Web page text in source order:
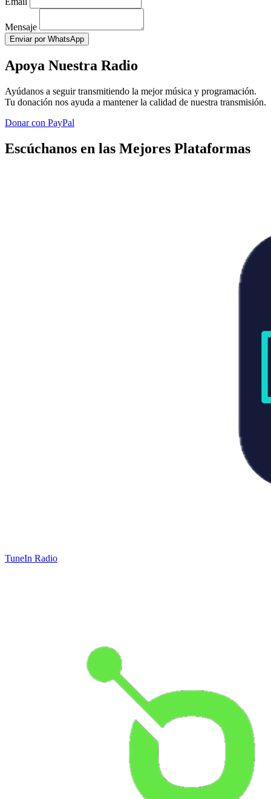
Mensaje
Enviar por WhatsApp
Apoya Nuestra Radio
Ayúdanos a seguir transmitiendo la mejor música y programación.
Tu donación nos ayuda a mantener la calidad de nuestra transmisión.
Donar con PayPal
Escúchanos en las Mejores Plataformas
TuneIn Radio